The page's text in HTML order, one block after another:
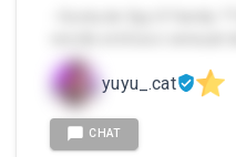
yuyu_.cat
CHAT